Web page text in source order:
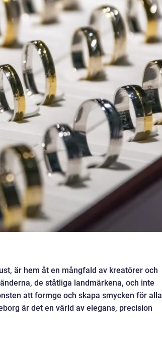
är hem åt en mångfald av kreatörer och
de ståtliga landmärkena, och inte
att formge och skapa smycken för alla
är det en värld av elegans, precision